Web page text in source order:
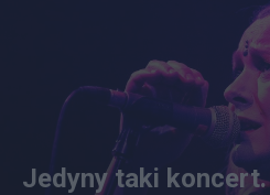
Jedyny taki